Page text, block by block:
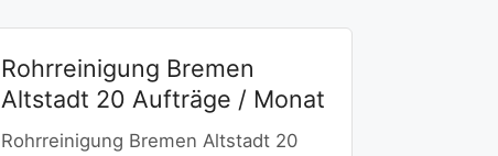
Rohrreinigung Bremen
Altstadt 20 Aufträge / Monat
Rohrreinigung Bremen Altstadt 20